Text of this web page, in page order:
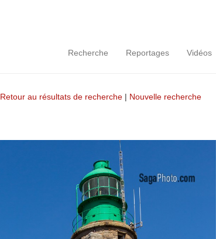
Recherche Reportages Vidéos
Retour au résultats de recherche | Nouvelle recherche